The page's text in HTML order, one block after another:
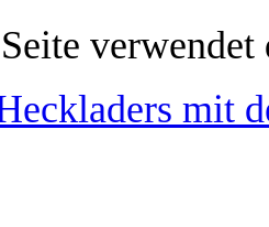
verwendet
mit